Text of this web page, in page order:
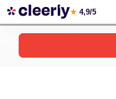
Prendre rendez-vous
★ 4,9/5